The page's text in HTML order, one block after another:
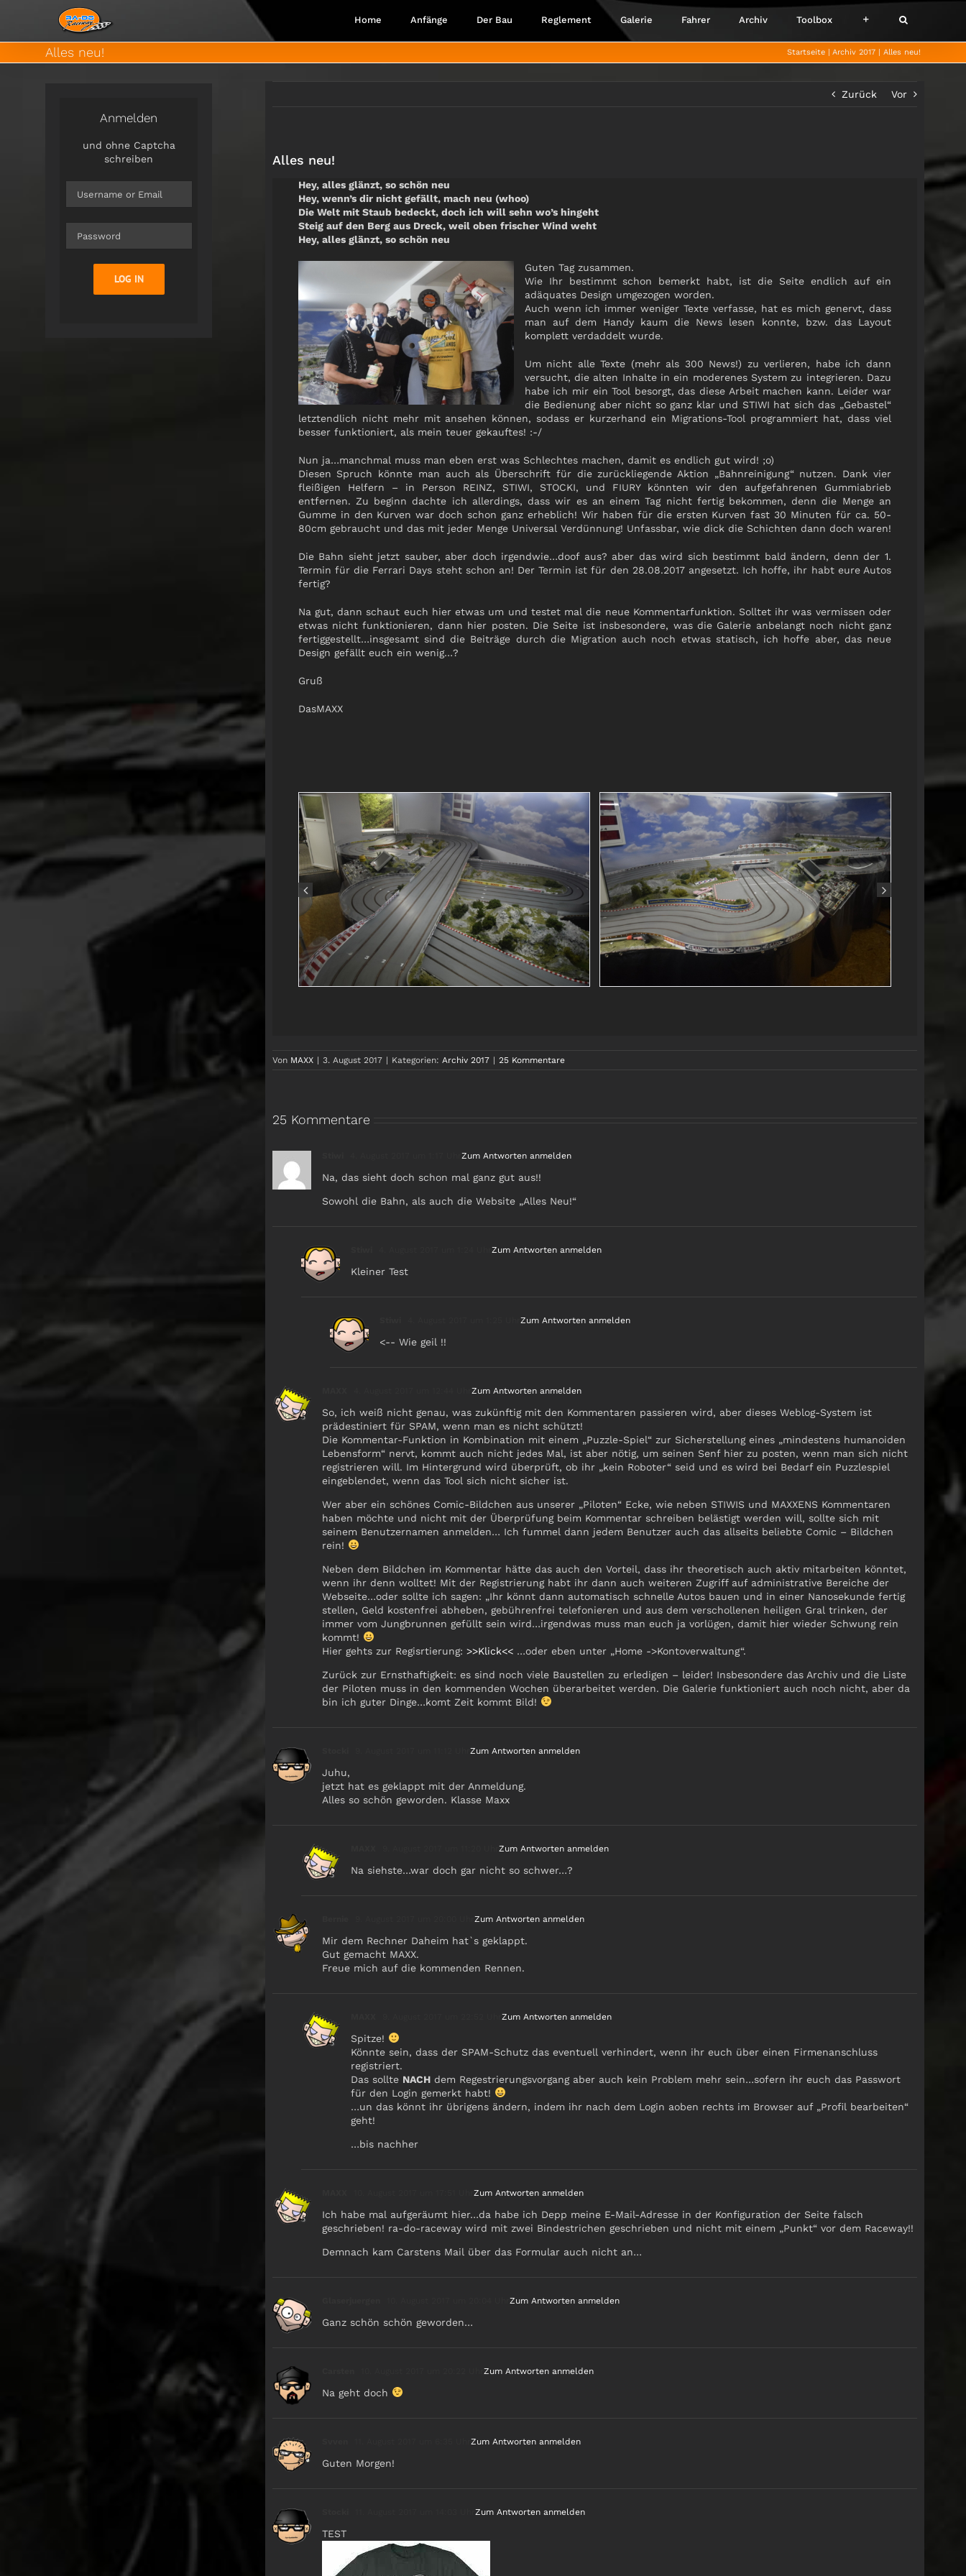
Home Anfänge Der Bau Reglement Galerie Fahrer Archiv Toolbox
Alles neu! Startseite Archiv 2017 Alles neu!
Zurück Vor
Alles neu!
Hey, alles glänzt, so schön neu
Hey, wenn’s dir nicht gefällt, mach neu (whoo)
Die Welt mit Staub bedeckt, doch ich will sehn wo’s hingeht
Steig auf den Berg aus Dreck, weil oben frischer Wind weht
Hey, alles glänzt, so schön neu
Guten Tag zusammen.
Wie Ihr bestimmt schon bemerkt habt, ist die Seite endlich auf ein
adäquates Design umgezogen worden.
Auch wenn ich immer weniger Texte verfasse, hat es mich genervt, dass
man auf dem Handy kaum die News lesen konnte, bzw. das Layout
komplett verdaddelt wurde.
Um nicht alle Texte (mehr als 300 News!) zu verlieren, habe ich dann
versucht, die alten Inhalte in ein moderenes System zu integrieren. Dazu
habe ich mir ein Tool besorgt, das diese Arbeit machen kann. Leider war
die Bedienung aber nicht so ganz klar und STIWI hat sich das „Gebastel“
letztendlich nicht mehr mit ansehen können, sodass er kurzerhand ein Migrations-Tool programmiert hat, dass viel
besser funktioniert, als mein teuer gekauftes! :-/
Nun ja…manchmal muss man eben erst was Schlechtes machen, damit es endlich gut wird! ;o)
Diesen Spruch könnte man auch als Überschrift für die zurückliegende Aktion „Bahnreinigung“ nutzen. Dank vier
fleißigen Helfern – in Person REINZ, STIWI, STOCKI, und FIURY könnten wir den aufgefahrenen Gummiabrieb
entfernen. Zu beginn dachte ich allerdings, dass wir es an einem Tag nicht fertig bekommen, denn die Menge an
Gumme in den Kurven war doch schon ganz erheblich! Wir haben für die ersten Kurven fast 30 Minuten für ca. 50-
80cm gebraucht und das mit jeder Menge Universal Verdünnung! Unfassbar, wie dick die Schichten dann doch waren!
Die Bahn sieht jetzt sauber, aber doch irgendwie…doof aus? aber das wird sich bestimmt bald ändern, denn der 1.
Termin für die Ferrari Days steht schon an! Der Termin ist für den 28.08.2017 angesetzt. Ich hoffe, ihr habt eure Autos
fertig?
Na gut, dann schaut euch hier etwas um und testet mal die neue Kommentarfunktion. Solltet ihr was vermissen oder
etwas nicht funktionieren, dann hier posten. Die Seite ist insbesondere, was die Galerie anbelangt noch nicht ganz
fertiggestellt…insgesamt sind die Beiträge durch die Migration auch noch etwas statisch, ich hoffe aber, das neue
Design gefällt euch ein wenig…?
Gruß
DasMAXX
Von MAXX | 3. August 2017 | Kategorien: Archiv 2017 | 25 Kommentare
25 Kommentare
Zum Antworten anmelden
Na, das sieht doch schon mal ganz gut aus!!
Sowohl die Bahn, als auch die Website „Alles Neu!“
Zum Antworten anmelden
Kleiner Test
Zum Antworten anmelden
<-- Wie geil !!
Zum Antworten anmelden
So, ich weiß nicht genau, was zukünftig mit den Kommentaren passieren wird, aber dieses Weblog-System ist
prädestiniert für SPAM, wenn man es nicht schützt!
Die Kommentar-Funktion in Kombination mit einem „Puzzle-Spiel“ zur Sicherstellung eines „mindestens humanoiden
Lebensform“ nervt, kommt auch nicht jedes Mal, ist aber nötig, um seinen Senf hier zu posten, wenn man sich nicht
registrieren will. Im Hintergrund wird überprüft, ob ihr „kein Roboter“ seid und es wird bei Bedarf ein Puzzlespiel
eingeblendet, wenn das Tool sich nicht sicher ist.
Wer aber ein schönes Comic-Bildchen aus unserer „Piloten“ Ecke, wie neben STIWIS und MAXXENS Kommentaren
haben möchte und nicht mit der Überprüfung beim Kommentar schreiben belästigt werden will, sollte sich mit
seinem Benutzernamen anmelden… Ich fummel dann jedem Benutzer auch das allseits beliebte Comic – Bildchen
rein!
Neben dem Bildchen im Kommentar hätte das auch den Vorteil, dass ihr theoretisch auch aktiv mitarbeiten könntet,
wenn ihr denn wolltet! Mit der Registrierung habt ihr dann auch weiteren Zugriff auf administrative Bereiche der
Webseite…oder sollte ich sagen: „Ihr könnt dann automatisch schnelle Autos bauen und in einer Nanosekunde fertig
stellen, Geld kostenfrei abheben, gebührenfrei telefonieren und aus dem verschollenen heiligen Gral trinken, der
immer vom Jungbrunnen gefüllt sein wird…irgendwas muss man euch ja vorlügen, damit hier wieder Schwung rein
kommt!
Hier gehts zur Regisrtierung: >>Klick<<…oder eben unter „Home ->Kontoverwaltung“.
Zurück zur Ernsthaftigkeit: es sind noch viele Baustellen zu erledigen – leider! Insbesondere das Archiv und die Liste
der Piloten muss in den kommenden Wochen überarbeitet werden. Die Galerie funktioniert auch noch nicht, aber da
bin ich guter Dinge…komt Zeit kommt Bild!
Zum Antworten anmelden
Juhu,
jetzt hat es geklappt mit der Anmeldung.
Alles so schön geworden. Klasse Maxx
Zum Antworten anmelden
Na siehste…war doch gar nicht so schwer…?
Zum Antworten anmelden
Mir dem Rechner Daheim hat`s geklappt.
Gut gemacht MAXX.
Freue mich auf die kommenden Rennen.
Zum Antworten anmelden
Spitze!
Könnte sein, dass der SPAM-Schutz das eventuell verhindert, wenn ihr euch über einen Firmenanschluss
registriert.
Das sollte NACHdem Regestrierungsvorgang aber auch kein Problem mehr sein…sofern ihr euch das Passwort
für den Login gemerkt habt!
…un das könnt ihr übrigens ändern, indem ihr nach dem Login aoben rechts im Browser auf „Profil bearbeiten“
geht!
…bis nachher
Zum Antworten anmelden
Ich habe mal aufgeräumt hier…da habe ich Depp meine E-Mail-Adresse in der Konfiguration der Seite falsch
geschrieben! ra-do-raceway wird mit zwei Bindestrichen geschrieben und nicht mit einem „Punkt“ vor dem Raceway!!
Demnach kam Carstens Mail über das Formular auch nicht an…
Zum Antworten anmelden
Ganz schön schön geworden…
Zum Antworten anmelden
Na geht doch
Zum Antworten anmelden
Guten Morgen!
Zum Antworten anmelden
TEST
Anmelden
und ohne Captcha
schreiben
LOG IN